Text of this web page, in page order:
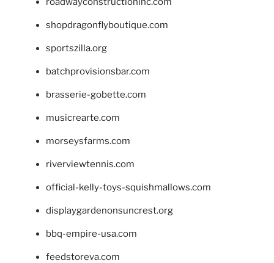
shopdragonflyboutique.com
sportszilla.org
batchprovisionsbar.com
brasserie-gobette.com
musicrearte.com
morseysfarms.com
riverviewtennis.com
official-kelly-toys-squishmallows.com
displaygardenonsuncrest.org
bbq-empire-usa.com
feedstoreva.com